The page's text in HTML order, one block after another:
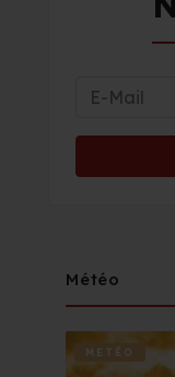
Météo
METÉO